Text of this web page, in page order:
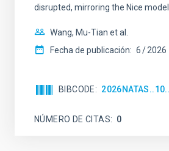
disrupted, mirroring the Nice
Wang, Mu-Tian et al.
Fecha de publicación: 6 2026
BIBCODE
NÚMERO DE CITAS 0